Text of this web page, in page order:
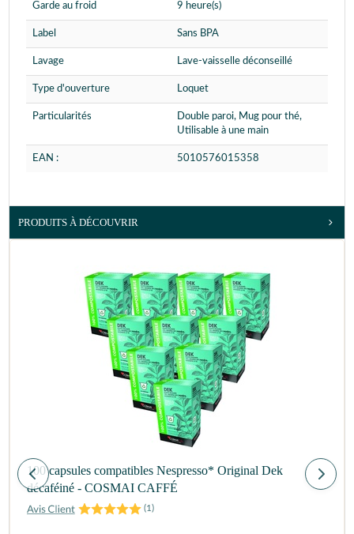
Garde au froid 9 heure(s)
Label Sans BPA
Lavage Lave-vaisselle déconseillé
Type d'ouverture Loquet
Particularités
Double paroi, Mug pour thé,
Utilisable à une main
EAN : 5010576015358
PRODUITS À DÉCOUVRIR
100 capsules compatibles Nespresso* Original Dek
décaféiné - COSMAI CAFFÉ
(1 )